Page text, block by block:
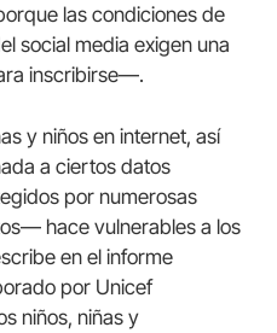
las condiciones de
social media exigen una
inscribirse—.
y niños en internet, así
a ciertos datos
por numerosas
hace vulnerables a los
en el informe
por Unicef
niños, niñas y